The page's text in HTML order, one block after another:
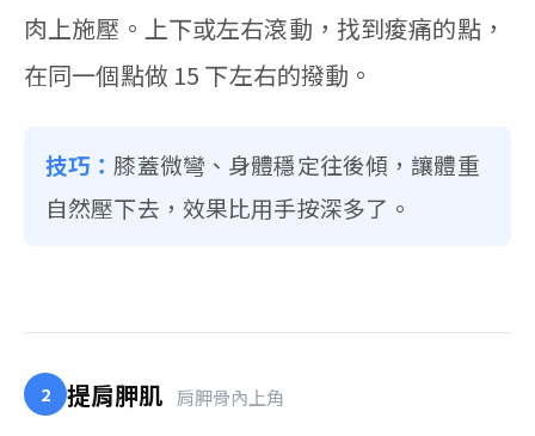
肉上施壓。上下或左右滾動，找到痠痛的點，
在同一個點做 15 下左右的撥動。
技巧： 膝蓋微彎、身體穩定往後傾，讓體重
自然壓下去，效果比用手按深多了。
2 提肩胛肌 肩胛骨內上角